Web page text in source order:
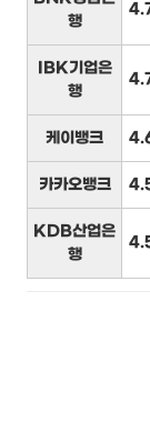
행
IBK기업은
행
케이뱅크
카카오뱅크
KDB산업은
행